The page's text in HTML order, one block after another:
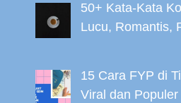
50+ Kata-Kata
Lucu, Romantis,
15 Cara FYP di
Viral dan Populer